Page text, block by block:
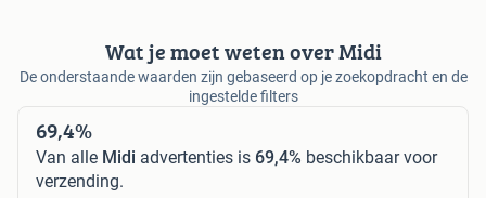
Wat je moet weten over Midi
De onderstaande waarden zijn gebaseerd op je zoekopdracht en de
ingestelde filters
69,4%
Van alle Midi advertenties is 69,4% beschikbaar voor
verzending.